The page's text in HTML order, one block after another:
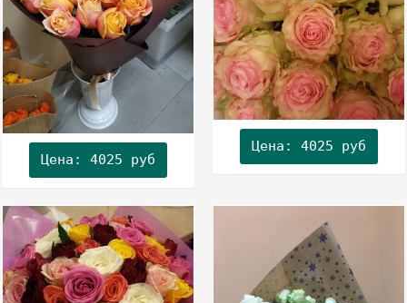
Цена: 4025 руб
Цена: 4025 руб